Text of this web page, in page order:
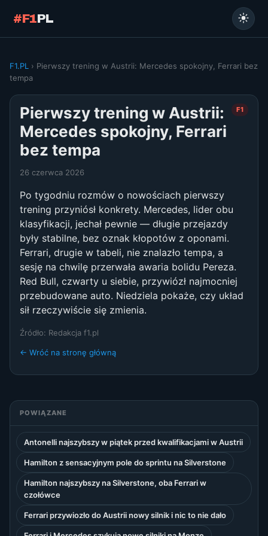
#F1PL
F1.PL › Pierwszy trening w Austrii: Mercedes spokojny, Ferrari bez
tempa
F1
Pierwszy trening w Austrii:
Mercedes spokojny, Ferrari
bez tempa
26 czerwca 2026
Po tygodniu rozmów o nowościach pierwszy
trening przyniósł konkrety. Mercedes, lider obu
klasyfikacji, jechał pewnie — długie przejazdy
były stabilne, bez oznak kłopotów z oponami.
Ferrari, drugie w tabeli, nie znalazło tempa, a
sesję na chwilę przerwała awaria bolidu Pereza.
Red Bull, czwarty u siebie, przywiózł najmocniej
przebudowane auto. Niedziela pokaże, czy układ
sił rzeczywiście się zmienia.
Źródło: Redakcja f1.pl
← Wróć na stronę główną
POWIĄZANE
Antonelli najszybszy w piątek przed kwalifikacjami w Austrii
Hamilton z sensacyjnym pole do sprintu na Silverstone
Hamilton najszybszy na Silverstone, oba Ferrari w
czołówce
Ferrari przywiozło do Austrii nowy silnik i nic to nie dało